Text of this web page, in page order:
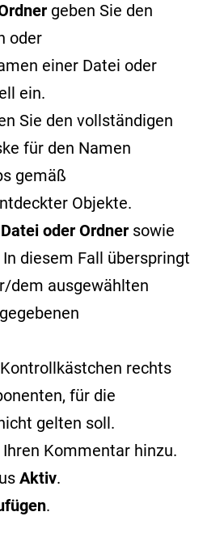
geben Sie den
oder
einer Datei oder
ein.
Sie den vollständigen
für den Namen
gemäß
Objekte.
Datei oder Ordner sowie
In diesem Fall überspringt
dem ausgewählten
rechts
für die
gelten soll.
Kommentar hinzu.
Aktiv.
.